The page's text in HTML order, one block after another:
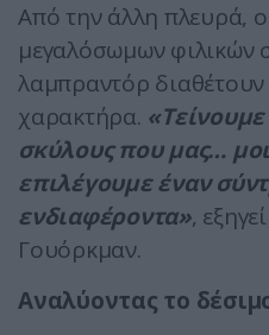
​Από την άλλη πλευρά,
μεγαλόσωμων φιλικών
λαμπραντόρ διαθέτουν
χαρακτήρα.
σκύλους που μας…
επιλέγουμε έναν
ενδιαφέροντα»,
Γουόρκμαν.
Αναλύοντας το